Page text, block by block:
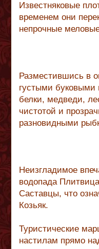
Известняковые
временем они
непрочные
Разместившись в
густыми буковыми
белки, медведи,
чистотой и
разновидными
Неизгладимое
водопада
Саставцы, что
Козьяк.
Туристические
настилам прямо